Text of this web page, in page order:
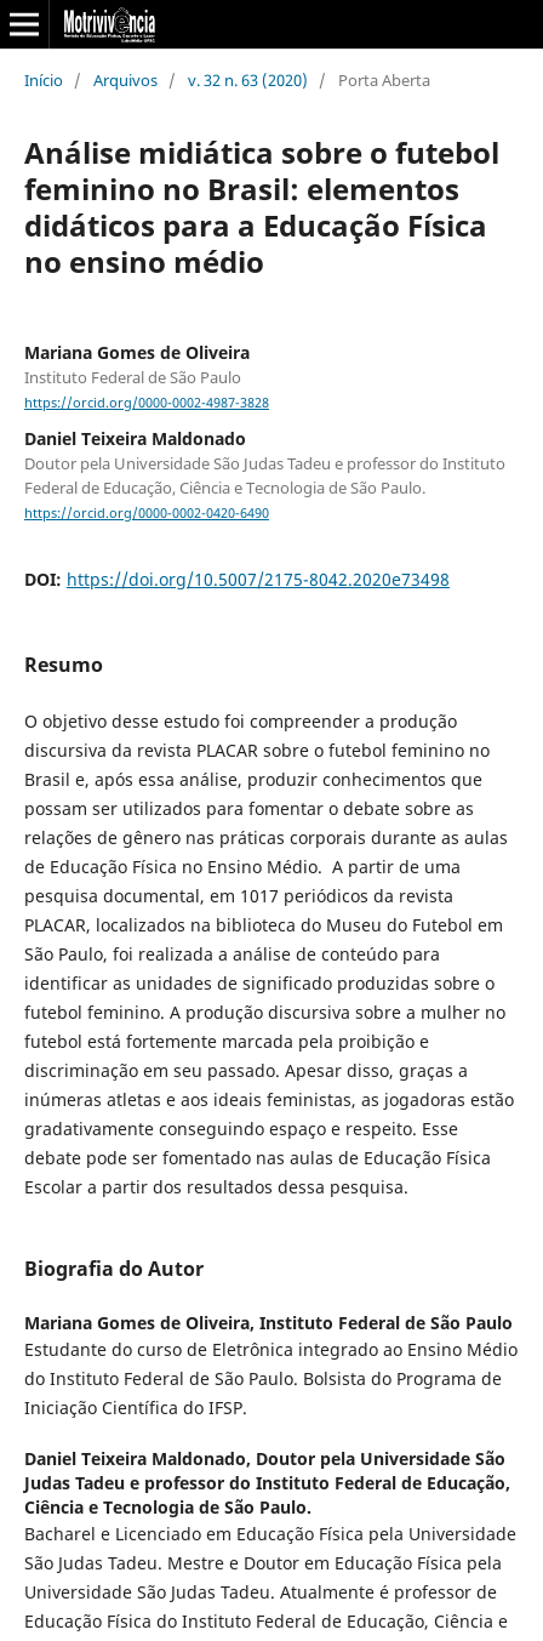
Início / Arquivos / v. 32 n. 63 (2020) / Porta Aberta
Análise midiática sobre o futebol
feminino no Brasil: elementos
didáticos para a Educação Física
no ensino médio
Mariana Gomes de Oliveira
Instituto Federal de São Paulo
https://orcid.org/0000-0002-4987-3828
Daniel Teixeira Maldonado
Doutor pela Universidade São Judas Tadeu e professor do Instituto
Federal de Educação, Ciência e Tecnologia de São Paulo.
https://orcid.org/0000-0002-0420-6490
DOI: https://doi.org/10.5007/2175-8042.2020e73498
Resumo
O objetivo desse estudo foi compreender a produção
discursiva da revista PLACAR sobre o futebol feminino no
Brasil e, após essa análise, produzir conhecimentos que
possam ser utilizados para fomentar o debate sobre as
relações de gênero nas práticas corporais durante as aulas
de Educação Física no Ensino Médio. A partir de uma
pesquisa documental, em 1017 periódicos da revista
PLACAR, localizados na biblioteca do Museu do Futebol em
São Paulo, foi realizada a análise de conteúdo para
identificar as unidades de significado produzidas sobre o
futebol feminino. A produção discursiva sobre a mulher no
futebol está fortemente marcada pela proibição e
discriminação em seu passado. Apesar disso, graças a
inúmeras atletas e aos ideais feministas, as jogadoras estão
gradativamente conseguindo espaço e respeito. Esse
debate pode ser fomentado nas aulas de Educação Física
Escolar a partir dos resultados dessa pesquisa.
Biografia do Autor
Mariana Gomes de Oliveira, Instituto Federal de São Paulo
Estudante do curso de Eletrônica integrado ao Ensino Médio
do Instituto Federal de São Paulo. Bolsista do Programa de
Iniciação Científica do IFSP.
Daniel Teixeira Maldonado, Doutor pela Universidade São
Judas Tadeu e professor do Instituto Federal de Educação,
Ciência e Tecnologia de São Paulo.
Bacharel e Licenciado em Educação Física pela Universidade
São Judas Tadeu. Mestre e Doutor em Educação Física pela
Universidade São Judas Tadeu. Atualmente é professor de
Educação Física do Instituto Federal de Educação, Ciência e